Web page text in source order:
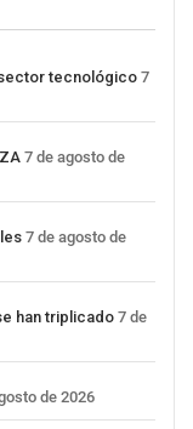
tecnológico 7
7 de agosto de
7 de agosto de
han triplicado 7 de
de 2026